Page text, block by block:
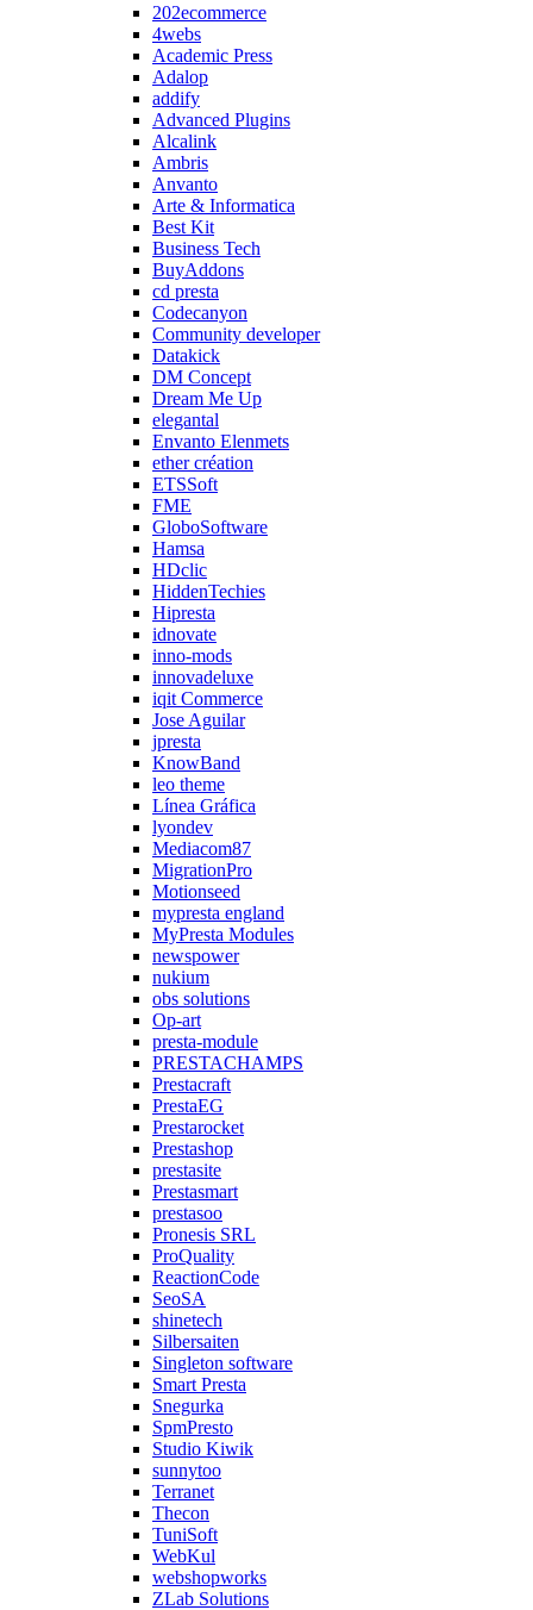
202ecommerce
4webs
Academic Press
Adalop
addify
Advanced Plugins
Alcalink
Ambris
Anvanto
Arte & Informatica
Best Kit
Business Tech
BuyAddons
cd presta
Codecanyon
Community developer
Datakick
DM Concept
Dream Me Up
elegantal
Envanto Elenmets
ether création
ETSSoft
FME
GloboSoftware
Hamsa
HDclic
HiddenTechies
Hipresta
idnovate
inno-mods
innovadeluxe
iqit Commerce
Jose Aguilar
jpresta
KnowBand
leo theme
Línea Gráfica
lyondev
Mediacom87
MigrationPro
Motionseed
mypresta england
MyPresta Modules
newspower
nukium
obs solutions
Op-art
presta-module
PRESTACHAMPS
Prestacraft
PrestaEG
Prestarocket
Prestashop
prestasite
Prestasmart
prestasoo
Pronesis SRL
ProQuality
ReactionCode
SeoSA
shinetech
Silbersaiten
Singleton software
Smart Presta
Snegurka
SpmPresto
Studio Kiwik
sunnytoo
Terranet
Thecon
TuniSoft
WebKul
webshopworks
ZLab Solutions